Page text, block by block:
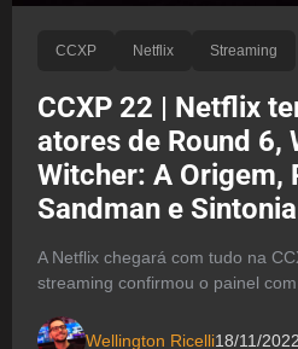
CCXP Netflix Streaming
CCXP 22 | Netflix
atores de Round 6,
Witcher: A Origem,
Sandman e Sintonia
A Netflix chegará com tudo na
streaming confirmou o painel
Wellington Ricelli18/11/2022